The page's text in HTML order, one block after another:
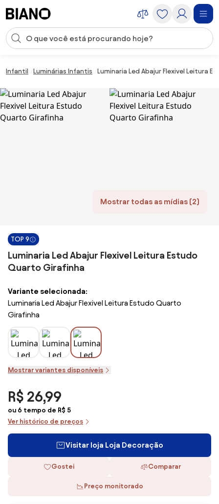
Entrada de pesquisa
Infantil Luminárias Infantis Luminaria Led Abajur Flexivel Leitura
Mostrar todas as mídias (2)
TOP 9
Luminaria Led Abajur Flexivel Leitura Estudo
Quarto Girafinha
Variante selecionada:
Luminaria Led Abajur Flexivel Leitura Estudo Quarto
Girafinha
Mostrar variantes disponíveis
R$ 26,99
ou 6 tempo de R$ 5
Ver histórico de preços
Visitar loja Loja Decoração
Gostei Comparar
Preço monitorado